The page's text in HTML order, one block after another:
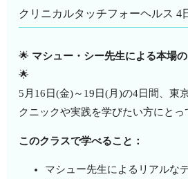
クリニカルタッチフォーヘルス 4
🌟 マシュー・シー先生による本場
🌟
5月16日(金)～19日(月)の4日間、東
クニックや実践を学びたい方にとっ
このクラスで学べること：
マシュー先生によるリアルな